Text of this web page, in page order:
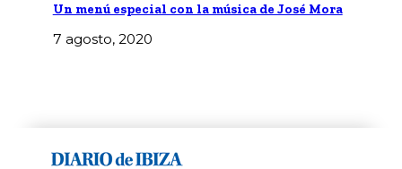
Un menú especial con la música de José Mora
7 agosto, 2020